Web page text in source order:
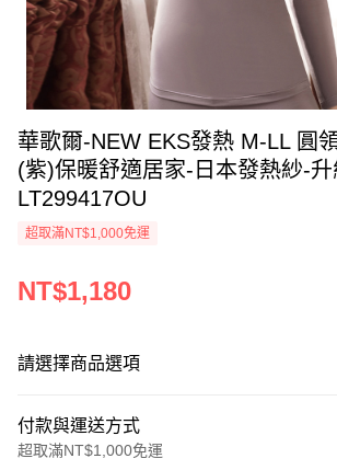
華歌爾-NEW EKS發熱 M-LL 圓
(紫)保暖舒適居家-日本發熱紗-
LT299417OU
超取滿NT$1,000免運
NT$1,180
請選擇商品選項
付款與運送方式
超取滿NT$1,000免運